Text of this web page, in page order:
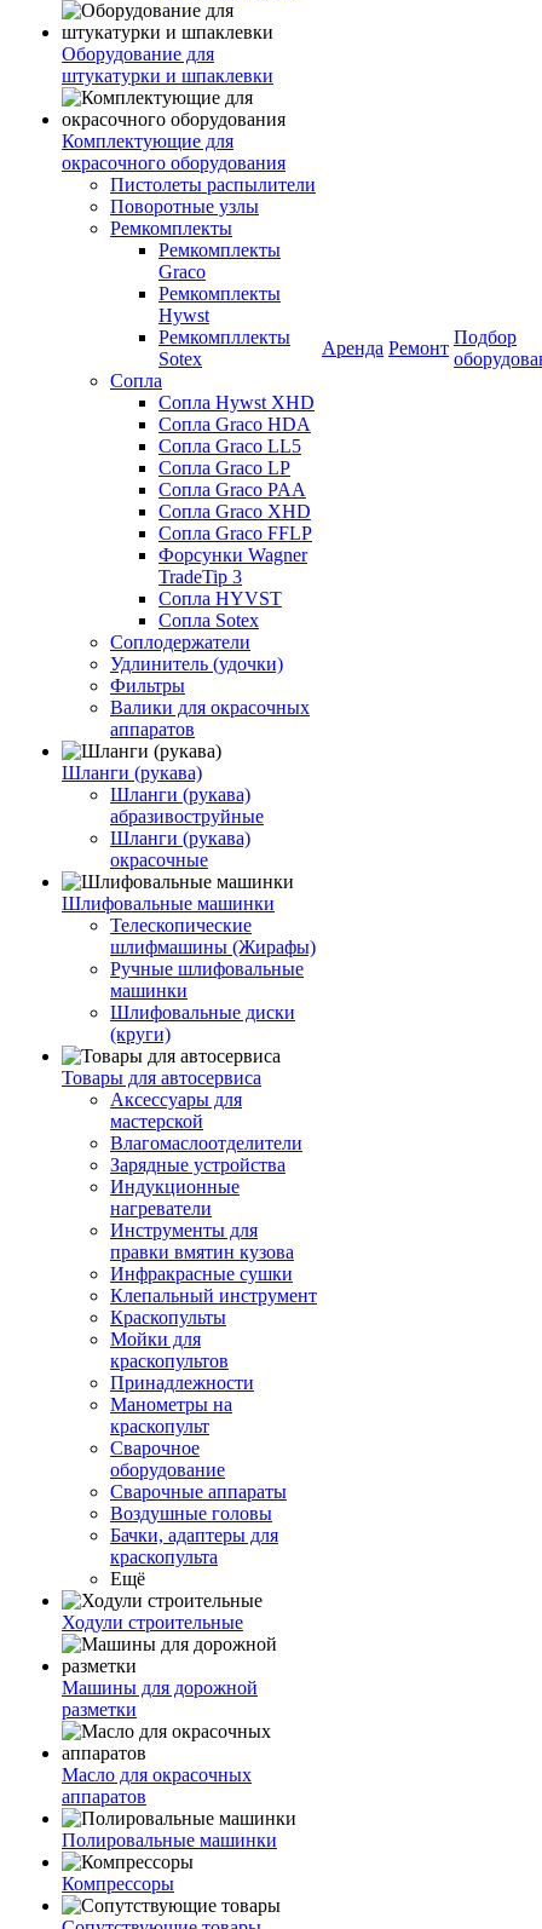
Оборудование для
штукатурки и шпаклевки
Комплектующие для
окрасочного оборудования
Пистолеты распылители
Поворотные узлы
Ремкомплекты
Ремкомплекты
Graco
Ремкомплекты
Hywst
Ремкомпллекты
Sotex
Сопла
Сопла Hywst XHD
Сопла Graco HDA
Сопла Graco LL5
Сопла Graco LP
Сопла Graco PAA
Сопла Graco XHD
Сопла Graco FFLP
Форсунки Wagner
TradeTip 3
Сопла HYVST
Сопла Sotex
Соплодержатели
Удлинитель (удочки)
Фильтры
Валики для окрасочных
аппаратов
Шланги (рукава)
Шланги (рукава)
абразивоструйные
Шланги (рукава)
окрасочные
Шлифовальные машинки
Телескопические
шлифмашины (Жирафы)
Ручные шлифовальные
машинки
Шлифовальные диски
(круги)
Товары для автосервиса
Аксессуары для
мастерской
Влагомаслоотделители
Зарядные устройства
Индукционные
нагреватели
Инструменты для
правки вмятин кузова
Инфракрасные сушки
Клепальный инструмент
Краскопульты
Мойки для
краскопультов
Принадлежности
Манометры на
краскопульт
Сварочное
оборудование
Сварочные аппараты
Воздушные головы
Бачки, адаптеры для
краскопульта
Ещё
Ходули строительные
Машины для дорожной
разметки
Масло для окрасочных
аппаратов
Полировальные машинки
Компрессоры
Аренда Ремонт
Подбор